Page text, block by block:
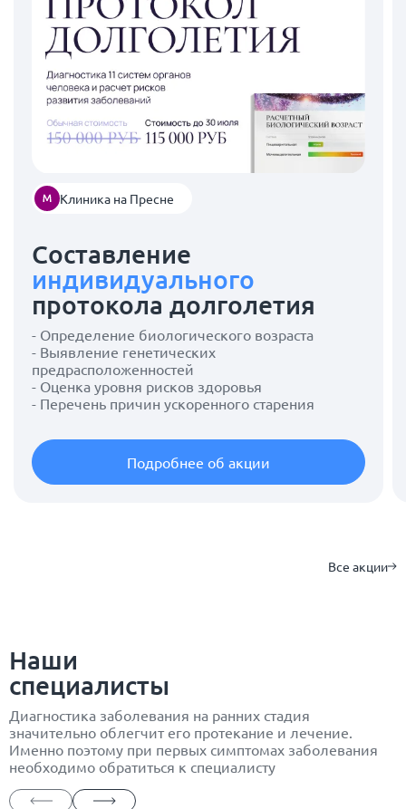
Клиника на Пресне
Составление
индивидуального
протокола долголетия
- Определение биологического возраста
- Выявление генетических
предрасположенностей
- Оценка уровня рисков здоровья
- Перечень причин ускоренного старения
Подробнее об акции
Все акции
Наши
специалисты
Диагностика заболевания на ранних стадия
значительно облегчит его протекание и лечение.
Именно поэтому при первых симптомах заболевания
необходимо обратиться к специалисту